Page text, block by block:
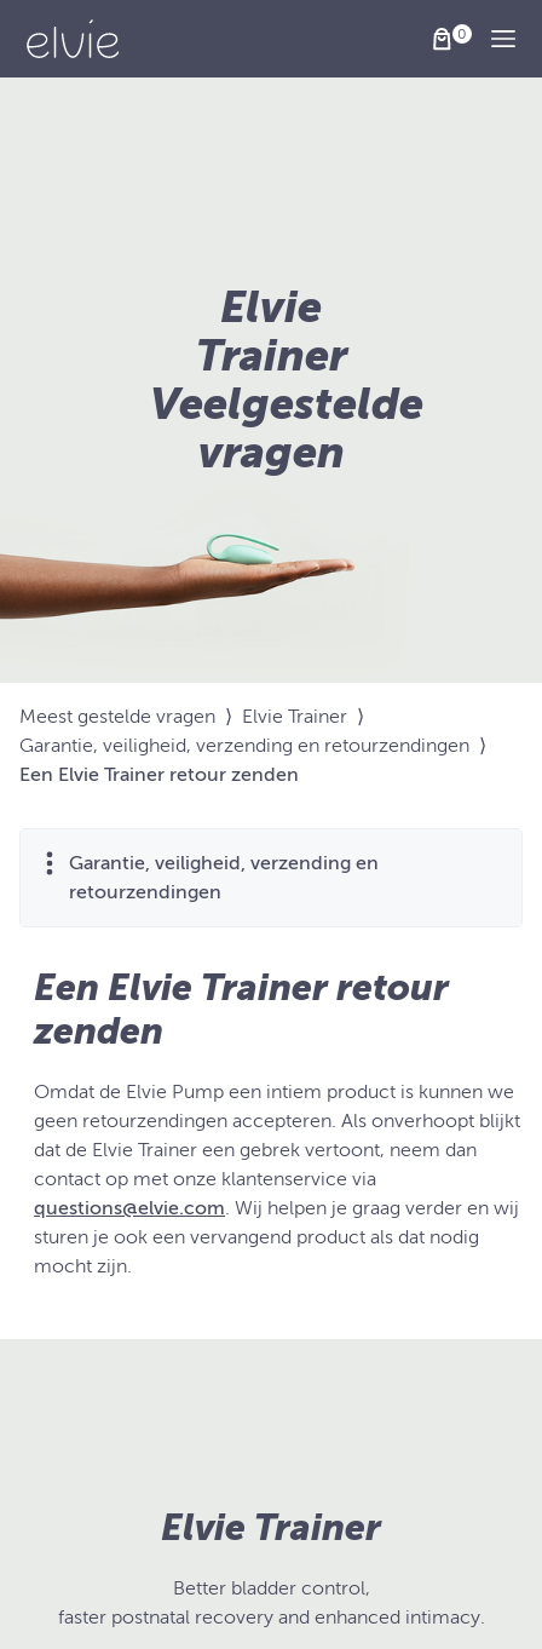
Elvie
Trainer
Veelgestelde
vragen
Meest gestelde vragen ⟩ Elvie Trainer ⟩
Garantie, veiligheid, verzending en retourzendingen ⟩
Een Elvie Trainer retour zenden
Garantie, veiligheid, verzending en
retourzendingen
Een Elvie Trainer retour
zenden
Omdat de Elvie Pump een intiem product is kunnen we
geen retourzendingen accepteren. Als onverhoopt blijkt
dat de Elvie Trainer een gebrek vertoont, neem dan
contact op met onze klantenservice via
questions@elvie.com. Wij helpen je graag verder en wij
sturen je ook een vervangend product als dat nodig
mocht zijn.
Elvie Trainer
Better bladder control,
faster postnatal recovery and enhanced intimacy.